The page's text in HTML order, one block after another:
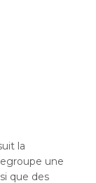
la
une
que des